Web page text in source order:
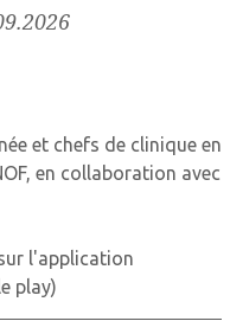
et chefs de clinique en
en collaboration avec
l'application
play)